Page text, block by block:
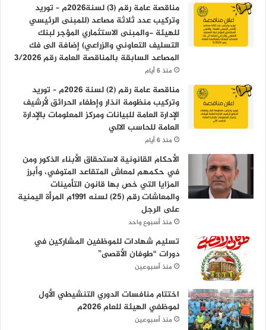
مناقصة عامة رقم (3) لسنة2026م – توريد
وتركيب عدد ثلاثة مصاعد (للمبنى الرئيسي
للهيئة -والمبنى الاستثماري المؤجر لبنك
التسليف التعاوني والزراعي) إضافة الى فك
المصاعد السابقة بالمناقصة العامة رقم 3/2026
منذ 6 أيام
مناقصة عامة رقم (2) لسنة 2026م – توريد
وتركيب منظومة انذار وإطفاء الحرائق لأرشيف
الإدارة العامة للبيانات ومركز المعلومات بالإدارة
العامة للحاسب الالي
منذ 6 أيام
الأحكام القانونية لاستحقاق الأبناء الذكور ومن
في حكمهم لمعاش المتقاعد المتوفي، وأبرز
المزايا التي خص بها قانون التأمينات
والمعاشات رقم (25) لسنه 1991م المرأة اليمنية
على الرجل
منذ أسبوع واحد
تسليم شهادات للموظفين المشاركين في
دورات “طوفان الأقصى”
منذ أسبوعين
اختتام منافسات الدوري التنشيطي الأول
لموظفي الهيئة للعام 2026م
منذ أسبوعين